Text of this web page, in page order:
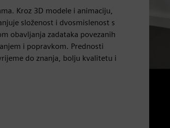
Kroz 3D modele i animaciju,
složenost i dvosmislenost s
obavljanja zadataka povezanih
i popravkom. Prednosti
do znanja, bolju kvalitetu i